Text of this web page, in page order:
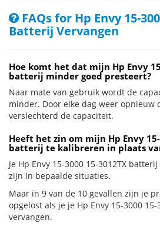
FAQs for Hp Envy 15-
Batterij Vervangen
Hoe komt het dat mijn Hp Envy
batterij minder goed presteert?
Naar mate van gebruik wordt de
minder. Door elke dag weer opnieuw
verslechterd de capaciteit.
Heeft het zin om mijn Hp Envy
batterij te kalibreren in plaats
Je Hp Envy 15-3000 15-3012TX
zijn in bepaalde situaties.
Maar in 9 van de 10 gevallen zijn je
opgelost als je je Hp Envy 15-3000
vervangen.